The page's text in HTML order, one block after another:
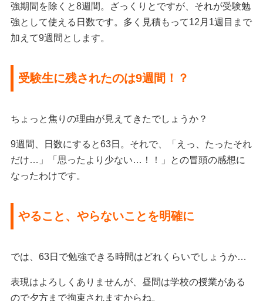
強期間を除くと8週間。ざっくりとですが、それが受験勉
強として使える日数です。多く見積もって12月1週目まで
加えて9週間とします。
受験生に残されたのは9週間！？
ちょっと焦りの理由が見えてきたでしょうか？
9週間、日数にすると63日。 それで、「えっ、たったそれ
だけ…」「思ったより少ない…！！」との冒頭の感想に
なったわけです。
やること、やらないことを明確に
では、63日で勉強できる時間はどれくらいでしょうか…
表現はよろしくありませんが、昼間は学校の授業がある
ので夕方まで拘束されますからね。